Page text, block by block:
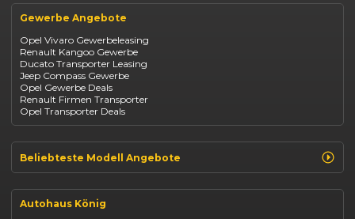
BYD Seal
Mazda CX-30
Citroen C4
Opel
Fiat
Jeep
Suzuki
BYD
Kia
Mazda
Citroën
Abarth
Fiat Professional
Gewerbe Angebote
Opel Vivaro Gewerbeleasing
Renault Kangoo Gewerbe
Ducato Transporter Leasing
Jeep Compass Gewerbe
Opel Gewerbe Deals
Renault Firmen Transporter
Opel Transporter Deals
Beliebteste Modell Angebote
Renault Arkana Leasing
Renault Captur Leasing
Autohaus König